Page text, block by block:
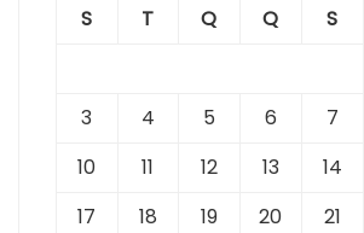
S T Q Q S
3
4 5 6 7
10
11 12 13 14
17
18 19 20 21